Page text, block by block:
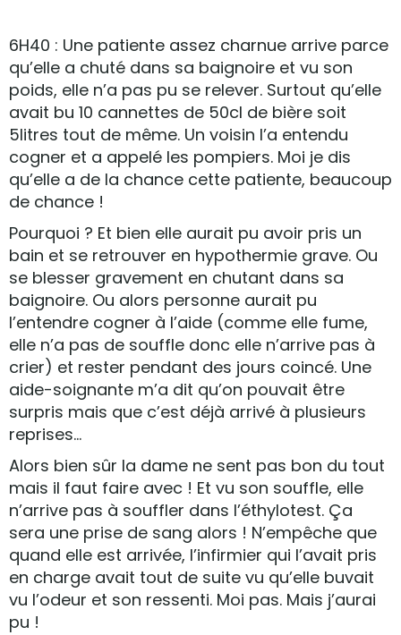
6H40 : Une patiente assez charnue arrive parce
qu’elle a chuté dans sa baignoire et vu son
poids, elle n’a pas pu se relever. Surtout qu’elle
avait bu 10 cannettes de 50cl de bière soit
5litres tout de même. Un voisin l’a entendu
cogner et a appelé les pompiers. Moi je dis
qu’elle a de la chance cette patiente, beaucoup
de chance !
Pourquoi ? Et bien elle aurait pu avoir pris un
bain et se retrouver en hypothermie grave. Ou
se blesser gravement en chutant dans sa
baignoire. Ou alors personne aurait pu
l’entendre cogner à l’aide (comme elle fume,
elle n’a pas de souffle donc elle n’arrive pas à
crier) et rester pendant des jours coincé. Une
aide-soignante m’a dit qu’on pouvait être
surpris mais que c’est déjà arrivé à plusieurs
reprises…
Alors bien sûr la dame ne sent pas bon du tout
mais il faut faire avec ! Et vu son souffle, elle
n’arrive pas à souffler dans l’éthylotest. Ça
sera une prise de sang alors ! N’empêche que
quand elle est arrivée, l’infirmier qui l’avait pris
en charge avait tout de suite vu qu’elle buvait
vu l’odeur et son ressenti. Moi pas. Mais j’aurai
pu !